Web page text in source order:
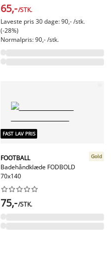
65,-/STK.
Laveste pris 30 dage: 90,- /stk.
(-28%)
Normalpris: 90,- /stk.
FAST LAV PRIS
FOOTBALL
Badehåndklæde FODBOLD
70x140
Gold






75,-/STK.